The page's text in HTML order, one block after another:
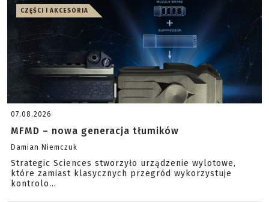
CZĘŚCI I AKCESORIA
07.08.2026
MFMD – nowa generacja tłumików
Damian Niemczuk
Strategic Sciences stworzyło urządzenie wylotowe,
które zamiast klasycznych przegród wykorzystuje
kontrolo...